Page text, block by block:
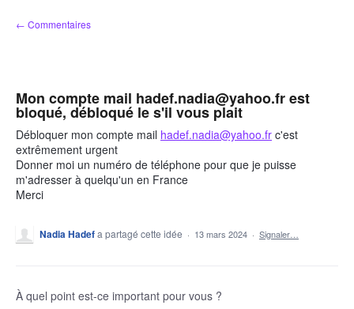
Aller
au
← Commentaires
Mon compte mail hadef.nadia@yahoo.fr est
bloqué, débloqué le s'il vous plait
Débloquer mon compte mail hadef.nadia@yahoo.fr c'est
extrêmement urgent
Donner moi un numéro de téléphone pour que je puisse
m'adresser à quelqu'un en France
Merci
Nadia Hadefa partagé cette idée · 13 mars 2024 · Signaler…
À quel point est-ce important pour vous ?